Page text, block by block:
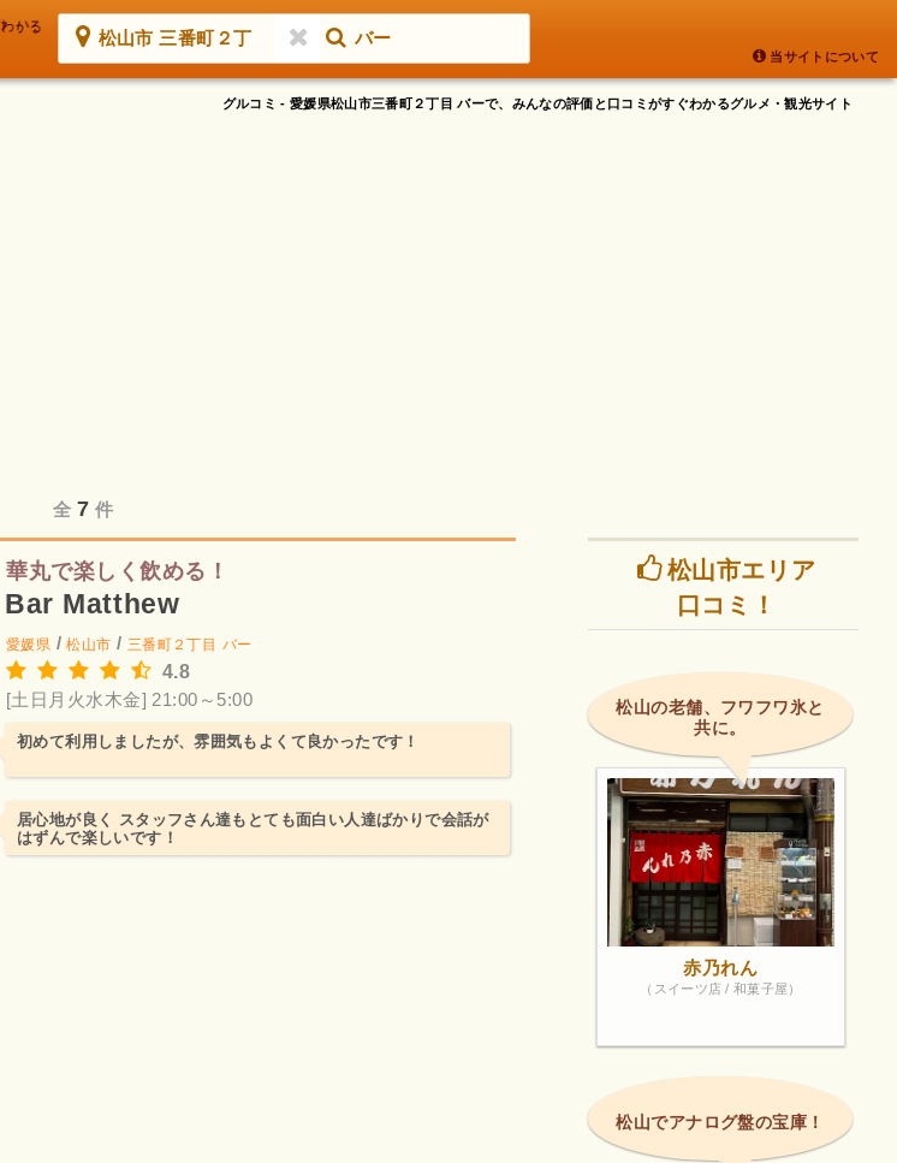
松山市 三番町２丁 バー
当サイトについて
グルコミ - 愛媛県松山市三番町２丁目 バーで、みんなの評価と口コミがすぐわかるグルメ・観光サイト
全7 件
華丸で楽しく飲める！
Bar Matthew
愛媛県 /松山市 / 三番町２丁目 バー
4.8
[土日月火水木金] 21:00～5:00
初めて利用しましたが、雰囲気もよくて良かったです！
居心地が良く スタッフさん達もとても面白い人達ばかりで会話が
はずんで楽しいです！
松山市エリア
口コミ！
松山の老舗、フワフワ氷と
共に。
赤乃れん
（スイーツ店 / 和菓子屋）
松山でアナログ盤の宝庫！